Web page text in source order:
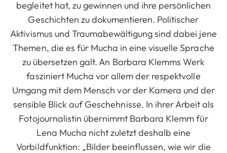
begleitet hat, zu gewinnen und ihre persönlichen
Geschichten zu dokumentieren. Politischer
Aktivismus und Traumabewältigung sind dabei jene
Themen, die es für Mucha in eine visuelle Sprache
zu übersetzen galt. An Barbara Klemms Werk
fasziniert Mucha vor allem der respektvolle
Umgang mit dem Mensch vor der Kamera und der
sensible Blick auf Geschehnisse. In ihrer Arbeit als
Fotojournalistin übernimmt Barbara Klemm für
Lena Mucha nicht zuletzt deshalb eine
Vorbildfunktion: „Bilder beeinflussen, wie wir die